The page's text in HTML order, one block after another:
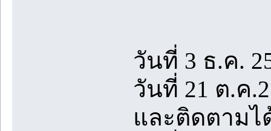
วันที่ 3 ธ.ค.
วันที่ 21 ต.ค
และติดตามไ